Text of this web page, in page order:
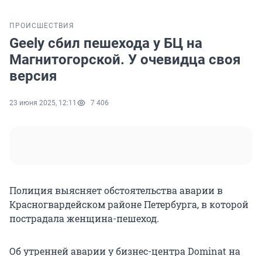
ПРОИСШЕСТВИЯ
Geely сбил пешехода у БЦ на
Магнитогорской. У очевидца своя
версия
23 июня 2025, 12:11 7 406
Полиция выясняет обстоятельства аварии в
Красногвардейском районе Петербурга, в которой
пострадала женщина-пешеход.
Об утренней аварии у бизнес-центра Dominat на